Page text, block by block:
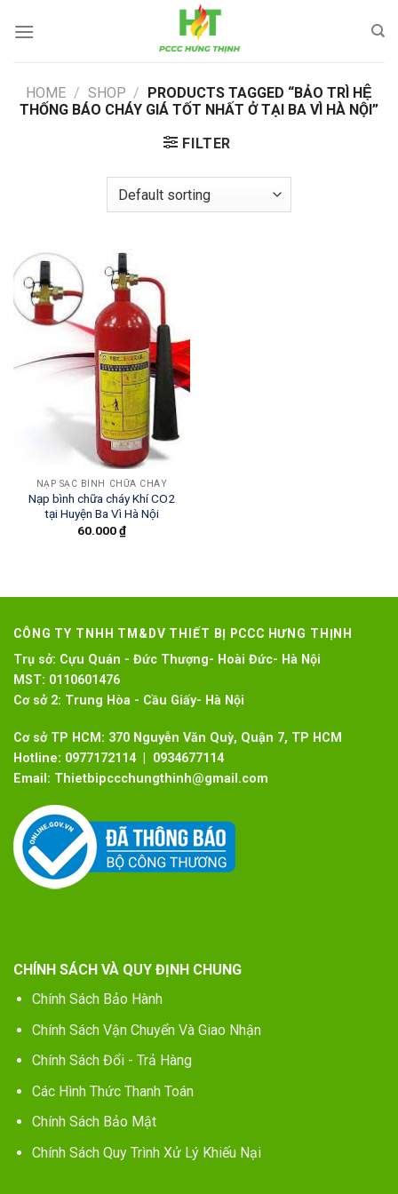
HOME / SHOP / PRODUCTS TAGGED “BẢO TRÌ HỆ
THỐNG BÁO CHÁY GIÁ TỐT NHẤT Ở TẠI BA VÌ HÀ NỘI”
FILTER
NẠP SẠC BÌNH CHỮA CHÁY
Nạp bình chữa cháy Khí CO2
tại Huyện Ba Vì Hà Nội
60.000₫
CÔNG TY TNHH TM&DV THIẾT BỊ PCCC HƯNG THỊNH
Trụ sở: Cựu Quán - Đức Thượng- Hoài Đức- Hà Nội
MST: 0110601476
Cơ sở 2: Trung Hòa - Cầu Giấy- Hà Nội
Cơ sở TP HCM: 370 Nguyễn Văn Quỳ, Quận 7, TP HCM
Hotline: 0977172114 | 0934677114
Email: Thietbipccchungthinh@gmail.com
CHÍNH SÁCH VÀ QUY ĐỊNH CHUNG
Chính Sách Bảo Hành
Chính Sách Vận Chuyển Và Giao Nhận
Chính Sách Đổi - Trả Hàng
Các Hình Thức Thanh Toán
Chính Sách Bảo Mật
Chính Sách Quy Trình Xử Lý Khiếu Nại